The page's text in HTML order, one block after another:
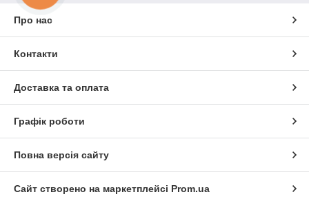
Про нас
Контакти
Доставка та оплата
Графік роботи
Повна версія сайту
Сайт створено на маркетплейсі Prom.ua